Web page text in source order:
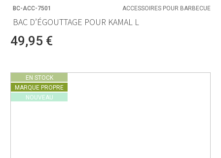
BC-ACC-7501 ACCESSOIRES POUR BARBECUE
BAC D’ÉGOUTTAGE POUR KAMAL L
49,95 €
EN STOCK
MARQUE PROPRE
NOUVEAU